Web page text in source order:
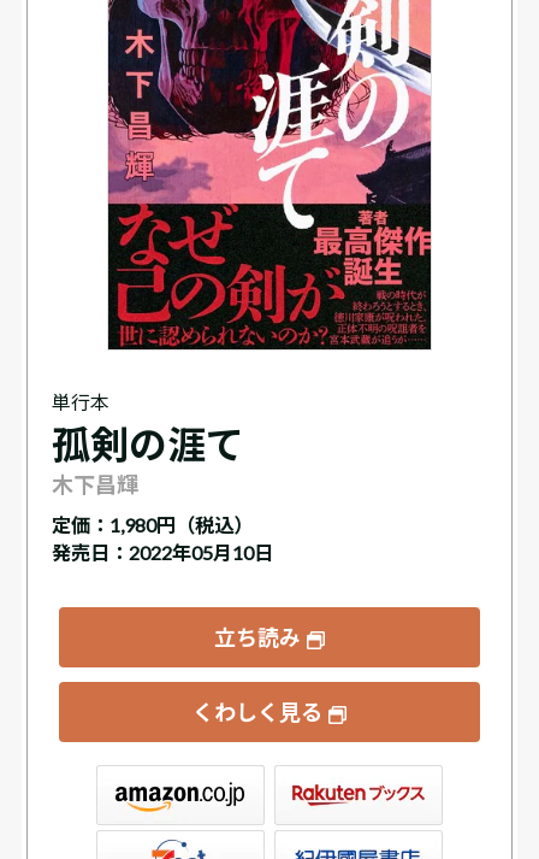
単行本
孤剣の涯て
木下昌輝
定価： 1,980円（税込）
発売日：2022年05月10日
立ち読み
くわしく見る
書店ウェブストア